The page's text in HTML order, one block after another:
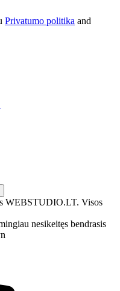
Privatumo politika and
WEBSTUDIO.LT. Visos
nesikeitęs bendrasis